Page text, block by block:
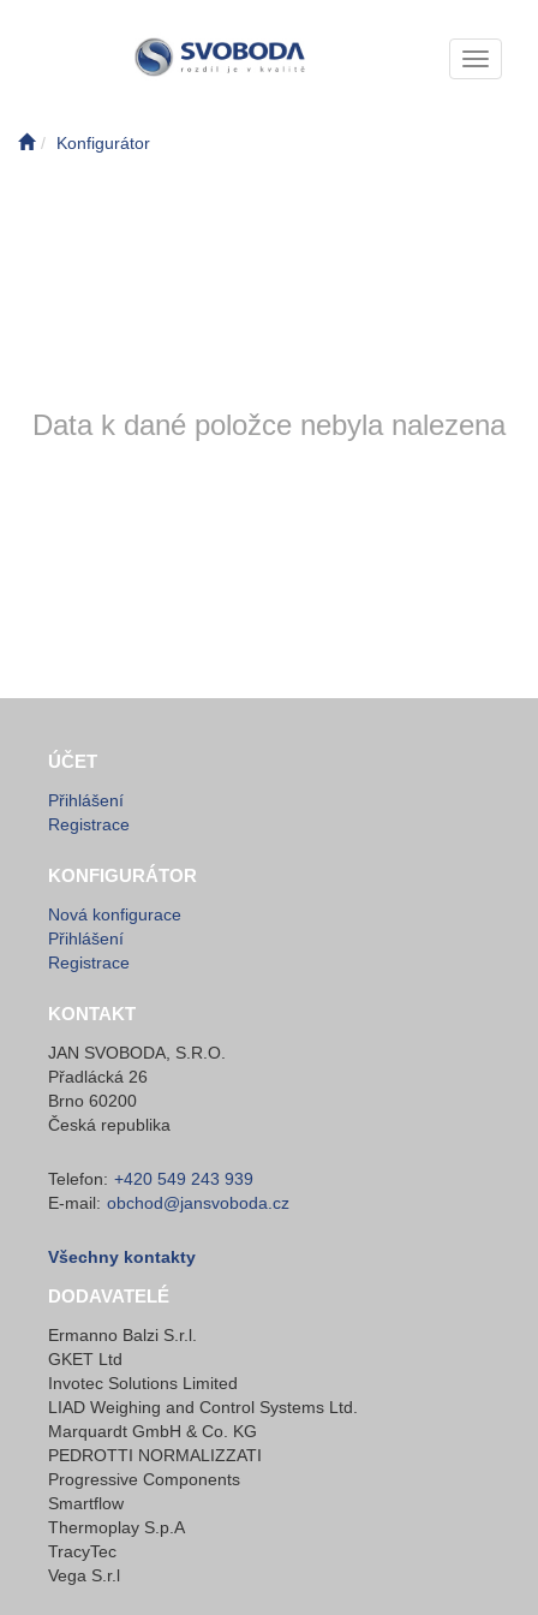
Toggle
Konfigurátor
Data k dané položce nebyla nalezena
ÚČET
Přihlášení
Registrace
KONFIGURÁTOR
Nová konfigurace
Přihlášení
Registrace
KONTAKT
JAN SVOBODA, S.R.O.
Přadlácká 26
Brno 60200
Česká republika
Telefon: +420 549 243 939
E-mail: obchod@jansvoboda.cz
Všechny kontakty
DODAVATELÉ
Ermanno Balzi S.r.l.
GKET Ltd
Invotec Solutions Limited
LIAD Weighing and Control Systems Ltd.
Marquardt GmbH & Co. KG
PEDROTTI NORMALIZZATI
Progressive Components
Smartflow
Thermoplay S.p.A
TracyTec
Vega S.r.l